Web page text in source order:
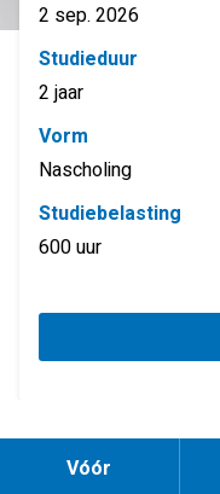
2 sep. 2026
Studieduur
2 jaar
Vorm
Nascholing
Studiebelasting
600 uur
Vóór